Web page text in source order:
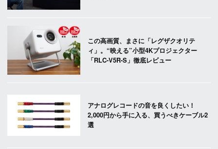
この高画質、まさに「レグザクオリテ
ィ」。“映える”小型4Kプロジェクター
「RLC-V5R-S」徹底レビュー
アナログレコードの音を良くしたい！
2,000円から手に入る、買うべきケーブル2
選